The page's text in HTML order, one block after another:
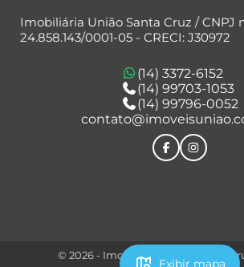
Exibir mapa
Imobiliária União Santa Cruz / CNPJ
24.858.143/0001-05 - CRECI: J30972
(14) 3372-6152
(14) 99703-1053
(14) 99796-0052
© 2026 - Imobiliária União Santa